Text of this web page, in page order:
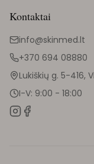
Kontaktai
info@skinmed.lt
+370 694 08880
Lukiškių g. 5-416,
I-V: 9:00 - 18:00